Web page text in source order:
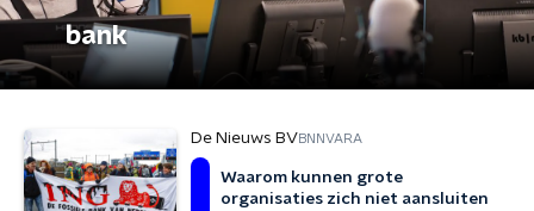
bank
De Nieuws BVBNNVARA
Waarom kunnen grote
organisaties zich niet aansluiten